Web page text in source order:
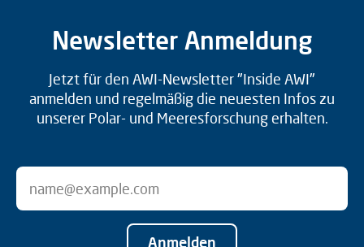
Newsletter Anmeldung
Jetzt für den AWI-Newsletter "Inside AWI"
anmelden und regelmäßig die neuesten Infos zu
unserer Polar- und Meeresforschung erhalten.
Anmelden